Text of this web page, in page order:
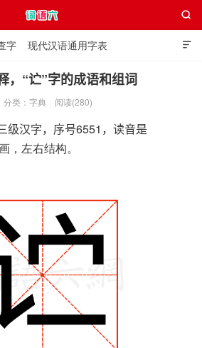

字 现代汉语通用字表
独体字大全 极简英语词典

，“𬣞”字的成语和组词
分类： 字典 阅读(280)
级汉字，序号6551，读音是
，左右结构。